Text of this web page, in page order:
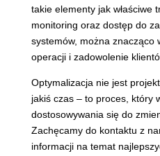
takie elementy jak właściwe
monitoring oraz dostęp do
systemów, można znacząco
operacji i zadowolenie
Optymalizacja nie jest
jakiś czas – to proces, który
dostosowywania się do
Zachęcamy do kontaktu z
informacji na temat